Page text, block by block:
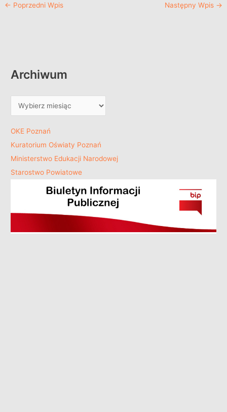
← Poprzedni Wpis Następny Wpis →
Archiwum
OKE Poznań
Kuratorium Oświaty Poznań
Ministerstwo Edukacji Narodowej
Starostwo Powiatowe